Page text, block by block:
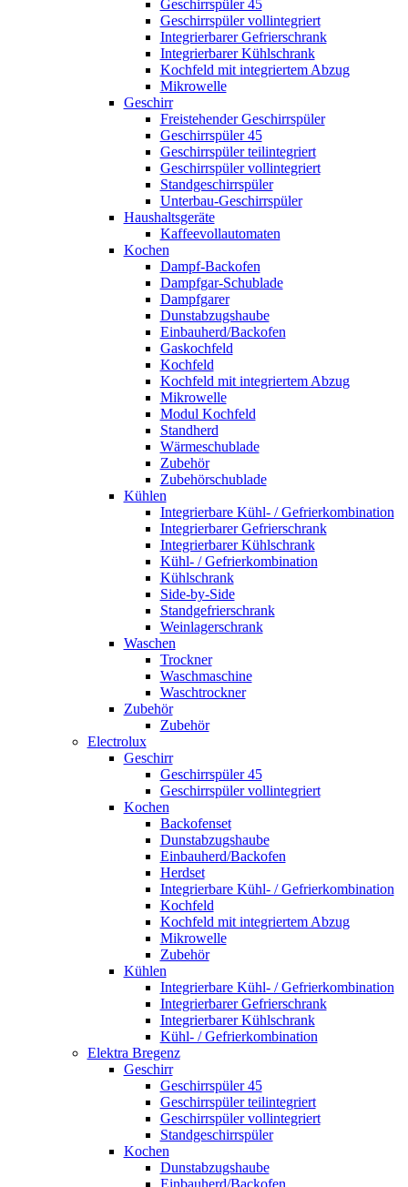
Geschirrspüler 45
Geschirrspüler vollintegriert
Integrierbarer Gefrierschrank
Integrierbarer Kühlschrank
Kochfeld mit integriertem Abzug
Mikrowelle
Geschirr
Freistehender Geschirrspüler
Geschirrspüler 45
Geschirrspüler teilintegriert
Geschirrspüler vollintegriert
Standgeschirrspüler
Unterbau-Geschirrspüler
Haushaltsgeräte
Kaffeevollautomaten
Kochen
Dampf-Backofen
Dampfgar-Schublade
Dampfgarer
Dunstabzugshaube
Einbauherd/Backofen
Gaskochfeld
Kochfeld
Kochfeld mit integriertem Abzug
Mikrowelle
Modul Kochfeld
Standherd
Wärmeschublade
Zubehör
Zubehörschublade
Kühlen
Integrierbare Kühl- / Gefrierkombination
Integrierbarer Gefrierschrank
Integrierbarer Kühlschrank
Kühl- / Gefrierkombination
Kühlschrank
Side-by-Side
Standgefrierschrank
Weinlagerschrank
Waschen
Trockner
Waschmaschine
Waschtrockner
Zubehör
Zubehör
Electrolux
Geschirr
Geschirrspüler 45
Geschirrspüler vollintegriert
Kochen
Backofenset
Dunstabzugshaube
Einbauherd/Backofen
Herdset
Integrierbare Kühl- / Gefrierkombination
Kochfeld
Kochfeld mit integriertem Abzug
Mikrowelle
Zubehör
Kühlen
Integrierbare Kühl- / Gefrierkombination
Integrierbarer Gefrierschrank
Integrierbarer Kühlschrank
Kühl- / Gefrierkombination
Elektra Bregenz
Geschirr
Geschirrspüler 45
Geschirrspüler teilintegriert
Geschirrspüler vollintegriert
Standgeschirrspüler
Kochen
Dunstabzugshaube
Einbauherd/Backofen